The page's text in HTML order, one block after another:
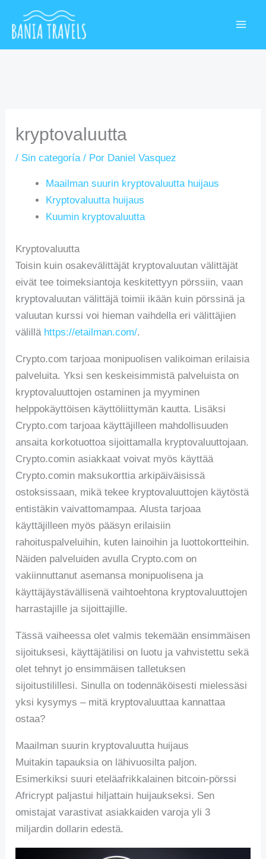
contenido
kryptovaluutta
/ Sin categoría/ Por Daniel Vasquez
Maailman suurin kryptovaluutta huijaus
Kryptovaluutta huijaus
Kuumin kryptovaluutta
Kryptovaluutta
Toisin kuin osakevälittäjät kryptovaluutan välittäjät
eivät tee toimeksiantoja keskitettyyn pörssiin, vaan
kryptovaluutan välittäjä toimii ikään kuin pörssinä ja
valuutan kurssi voi hieman vaihdella eri välittäjien
välillä https://etailman.com/.
Crypto.com tarjoaa monipuolisen valikoiman erilaisia
palveluita. Yksi sen keskeisimmistä palveluista on
kryptovaluuttojen ostaminen ja myyminen
helppokäyttöisen käyttöliittymän kautta. Lisäksi
Crypto.com tarjoaa käyttäjilleen mahdollisuuden
ansaita korkotuottoa sijoittamalla kryptovaluuttojaan.
Crypto.comin asiakkaat voivat myös käyttää
Crypto.comin maksukorttia arkipäiväisissä
ostoksissaan, mikä tekee kryptovaluuttojen käytöstä
entistäkin vaivattomampaa. Alusta tarjoaa
käyttäjilleen myös pääsyn erilaisiin
rahoituspalveluihin, kuten lainoihin ja luottokortteihin.
Näiden palveluiden avulla Crypto.com on
vakiinnuttanut asemansa monipuolisena ja
käyttäjäystävällisenä vaihtoehtona kryptovaluuttojen
harrastajille ja sijoittajille.
Tässä vaiheessa olet valmis tekemään ensimmäisen
sijoituksesi, käyttäjätilisi on luotu ja vahvistettu sekä
olet tehnyt jo ensimmäisen talletuksen
sijoitustilillesi. Sinulla on todennäköisesti mielessäsi
yksi kysymys – mitä kryptovaluuttaa kannattaa
ostaa?
Maailman suurin kryptovaluutta huijaus
Muitakin tapauksia on lähivuosilta paljon.
Esimerkiksi suuri eteläafrikkalainen bitcoin-pörssi
Africrypt paljastui hiljattain huijaukseksi. Sen
omistajat varastivat asiakkaiden varoja yli 3
miljardin dollarin edestä.